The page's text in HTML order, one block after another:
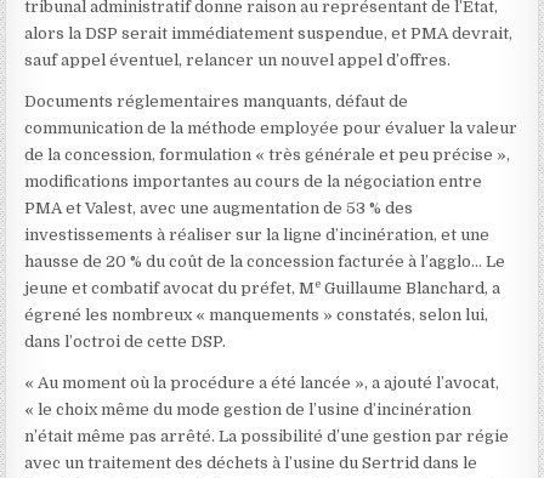
tribunal administratif donne raison au représentant de l’État,
alors la DSP serait immédiatement suspendue, et PMA devrait,
sauf appel éventuel, relancer un nouvel appel d’offres.
Documents réglementaires manquants, défaut de
communication de la méthode employée pour évaluer la valeur
de la concession, formulation « très générale et peu précise »,
modifications importantes au cours de la négociation entre
PMA et Valest, avec une augmentation de 53 % des
investissements à réaliser sur la ligne d’incinération, et une
hausse de 20 % du coût de la concession facturée à l’agglo… Le
jeune et combatif avocat du préfet, Me Guillaume Blanchard, a
égrené les nombreux « manquements » constatés, selon lui,
dans l’octroi de cette DSP.
« Au moment où la procédure a été lancée », a ajouté l’avocat,
« le choix même du mode gestion de l’usine d’incinération
n’était même pas arrêté. La possibilité d’une gestion par régie
avec un traitement des déchets à l’usine du Sertrid dans le